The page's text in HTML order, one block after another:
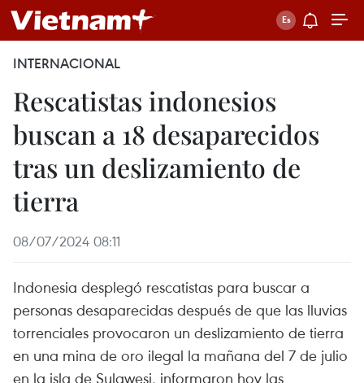
INTERNACIONAL
Rescatistas indonesios
buscan a 18 desaparecidos
tras un deslizamiento de
tierra
08/07/2024 08:11
Indonesia desplegó rescatistas para buscar a
personas desaparecidas después de que las lluvias
torrenciales provocaron un deslizamiento de tierra
en una mina de oro ilegal la mañana del 7 de julio
en la isla de Sulawesi, informaron hoy las